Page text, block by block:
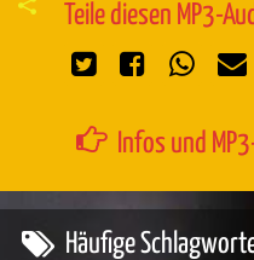
Teile diesen MP3-
Infos und
Häufige